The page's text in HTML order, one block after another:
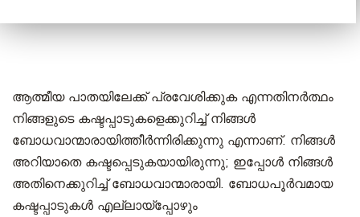
ആത്മീയ പാതയിലേക്ക് പ്രവേശിക്കുക എന്നതിനർത്ഥം
നിങ്ങളുടെ കഷ്ടപ്പാടുകളെക്കുറിച്ച് നിങ്ങൾ
ബോധവാന്മാരായിത്തീർന്നിരിക്കുന്നു എന്നാണ്. നിങ്ങൾ
അറിയാതെ കഷ്ടപ്പെടുകയായിരുന്നു; ഇപ്പോൾ നിങ്ങൾ
അതിനെക്കുറിച്ച് ബോധവാന്മാരായി. ബോധപൂർവമായ
കഷ്ടപ്പാടുകൾ എല്ലായ്പ്പോഴും